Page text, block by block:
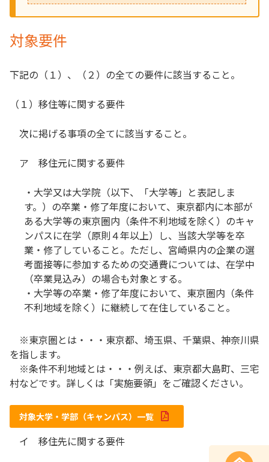
対象要件
下記の（１）、（２）の全ての要件に該当すること。
（１）移住等に関する要件
次に掲げる事項の全てに該当すること。
ア 移住元に関する要件
・大学又は大学院（以下、「大学等」と表記しま
す。）の卒業・修了年度において、東京都内に本部が
ある大学等の東京圏内（条件不利地域を除く）のキャ
ンパスに在学（原則４年以上）し、当該大学等を卒
業・修了していること。ただし、宮崎県内の企業の選
考面接等に参加するための交通費については、在学中
（卒業見込み）の場合も対象とする。
・大学等の卒業・修了年度において、東京圏内（条件
不利地域を除く）に継続して在住していること。
※東京圏とは・・・東京都、埼玉県、千葉県、神奈川県
を指します。
※条件不利地域とは・・・例えば、東京都大島町、三宅
村などです。詳しくは「実施要領」をご確認ください。
対象大学・学部（キャンパス）一覧
イ 移住先に関する要件